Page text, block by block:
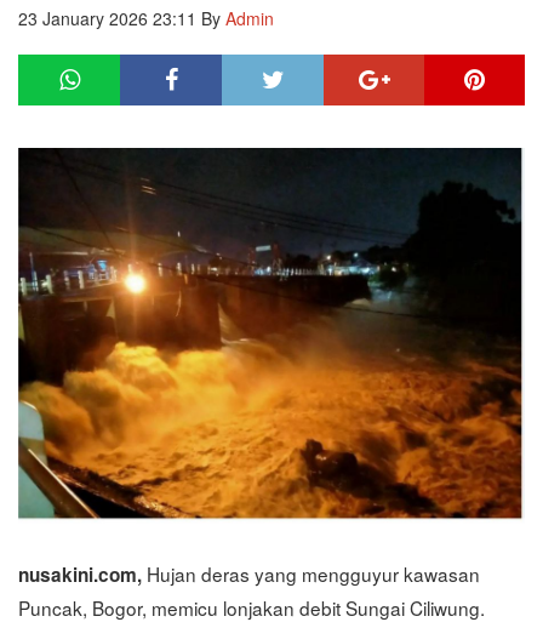
23 January 2026 23:11 By Admin
nusakini.com, Hujan deras yang mengguyur kawasan
Puncak, Bogor, memicu lonjakan debit Sungai Ciliwung.